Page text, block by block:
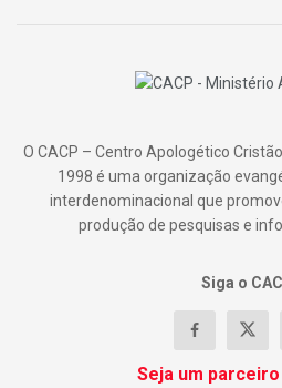
O CACP – Centro Apologético
1998 é uma organização
interdenominacional que
produção de pesquisas e
Siga o
Seja um parceiro